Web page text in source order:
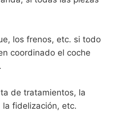
los frenos, etc. si todo
coordinado el coche
de tratamientos, la
fidelización, etc.